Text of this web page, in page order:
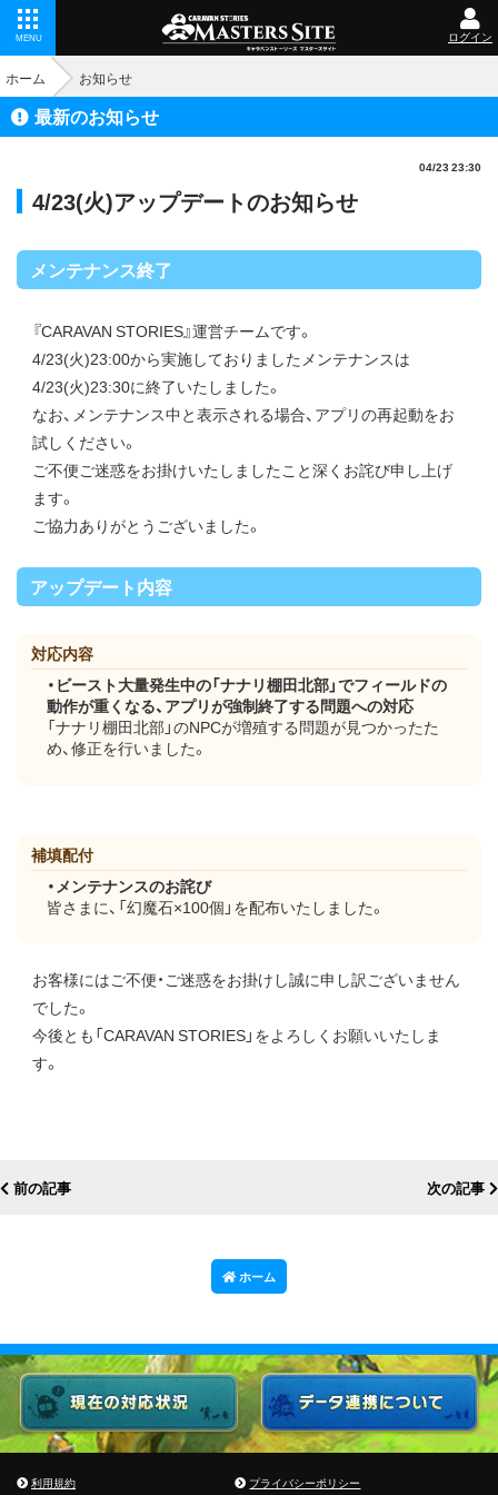
MENU ログイン
ホーム お知らせ
最新のお知らせ
04/23 23:30
4/23(火)アップデートのお知らせ
メンテナンス終了
『CARAVAN STORIES』運営チームです。
4/23(火)23:00から実施しておりましたメンテナンスは
4/23(火)23:30に終了いたしました。
なお、メンテナンス中と表示される場合、アプリの再起動をお
試しください。
ご不便ご迷惑をお掛けいたしましたこと深くお詫び申し上げ
ます。
ご協力ありがとうございました。
アップデート内容
対応内容
・ビースト大量発生中の「ナナリ棚田北部」でフィールドの
動作が重くなる、アプリが強制終了する問題への対応
「ナナリ棚田北部」のNPCが増殖する問題が見つかったた
め、修正を行いました。
補填配付
・メンテナンスのお詫び
皆さまに、「幻魔石×100個」を配布いたしました。
お客様にはご不便・ご迷惑をお掛けし誠に申し訳ございません
でした。
今後とも「CARAVAN STORIES」をよろしくお願いいたしま
す。
前の記事 次の記事
ホーム
利用規約 プライバシーポリシー